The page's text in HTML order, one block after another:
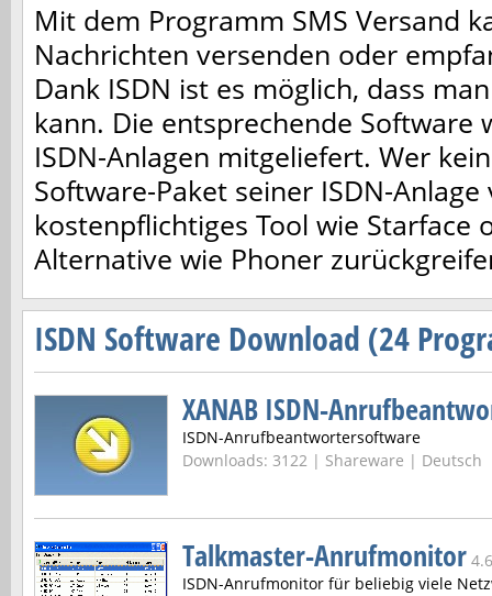
Mit dem Programm SMS Versand
Nachrichten versenden oder
Dank ISDN ist es möglich, dass
kann. Die entsprechende
ISDN-Anlagen mitgeliefert. Wer
Software-Paket seiner ISDN-
kostenpflichtiges Tool wie Starface
Alternative wie Phoner
ISDN Software Download (24
XANAB ISDN-
ISDN-Anrufbeantwortersoftware
Downloads: 3122 | Shareware | Deutsch
Talkmaster-Anrufmonitor 4.6
ISDN-Anrufmonitor für beliebig viele